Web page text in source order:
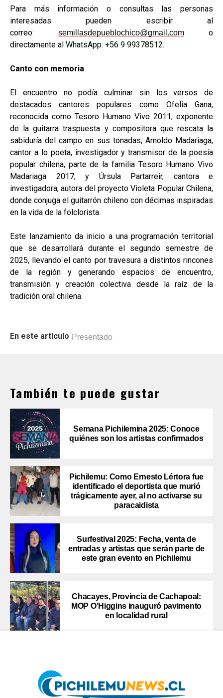
Para más información o consultas las personas
interesadas pueden escribir al
correo: semillasdepueblochico@gmail.com o
directamente al WhatsApp: +56 9 99378512.
Canto con memoria
El encuentro no podía culminar sin los versos de
destacados cantores populares como Ofelia Gana,
reconocida como Tesoro Humano Vivo 2011, exponente
de la guitarra traspuesta y compositora que rescata la
sabiduría del campo en sus tonadas; Arnoldo Madariaga,
cantor a lo poeta, investigador y transmisor de la poesía
popular chilena, parte de la familia Tesoro Humano Vivo
Madariaga 2017; y Úrsula Partarreir, cantora e
investigadora, autora del proyecto Violeta Popular Chilena,
donde conjuga el guitarrón chileno con décimas inspiradas
en la vida de la folclorista.
Este lanzamiento da inicio a una programación territorial
que se desarrollará durante el segundo semestre de
2025, llevando el canto por travesura a distintos rincones
de la región y generando espacios de encuentro,
transmisión y creación colectiva desde la raíz de la
tradición oral chilena.
En este artículo Presentado
También te puede gustar
Semana Pichilemina 2025: Conoce
quiénes son los artistas confirmados
Pichilemu: Como Ernesto Lértora fue
identificado el deportista que murió
trágicamente ayer, al no activarse su
paracaidista
Surfestival 2025: Fecha, venta de
entradas y artistas que serán parte de
este gran evento en Pichilemu
Chacayes, Provincia de Cachapoal:
MOP O’Higgins inauguró pavimento
en localidad rural